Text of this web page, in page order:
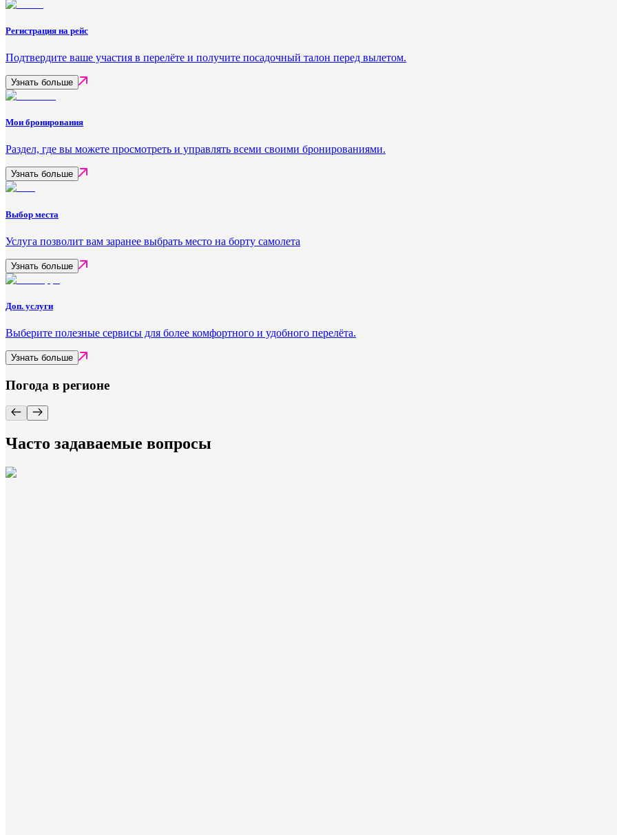
Регистрация на рейс
Подтвердите ваше участия в перелёте и получите посадочный талон перед вылетом.
Узнать больше
Мои бронирования
Раздел, где вы можете просмотреть и управлять всеми своими бронированиями.
Узнать больше
Выбор места
Услуга позволит вам заранее выбрать место на борту самолета
Узнать больше
Доп. услуги
Выберите полезные сервисы для более комфортного и удобного перелёта.
Узнать больше
Погода в регионе
Часто задаваемые вопросы